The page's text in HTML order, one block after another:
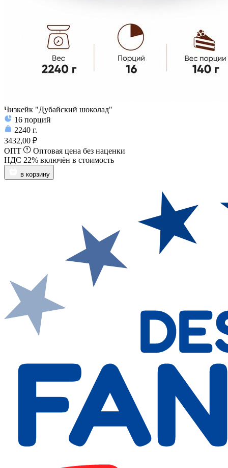
Чизкейк "Дубайский шоколад"
16 порций
2240 г.
3432,00 ₽
ОПТ
Оптовая цена без наценки
НДС 22% включён в стоимость
в корзину